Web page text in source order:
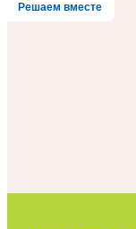
Решаем вместе